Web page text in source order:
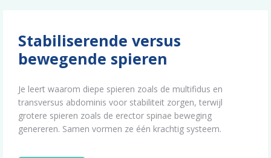
Stabiliserende versus
bewegende spieren
Je leert waarom diepe spieren zoals de multifidus en
transversus abdominis voor stabiliteit zorgen, terwijl
grotere spieren zoals de erector spinae beweging
genereren. Samen vormen ze één krachtig systeem.